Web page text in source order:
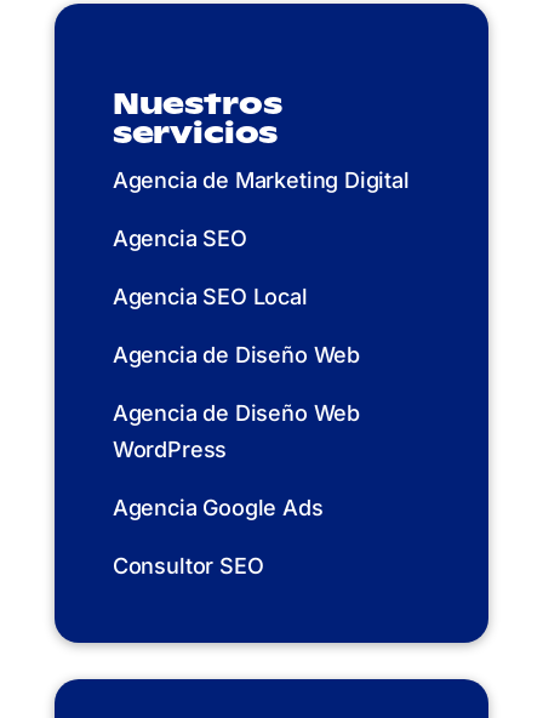
Nuestros
servicios
Agencia de Marketing Digital
Agencia SEO
Agencia SEO Local
Agencia de Diseño Web
Agencia de Diseño Web
WordPress
Agencia Google Ads
Consultor SEO